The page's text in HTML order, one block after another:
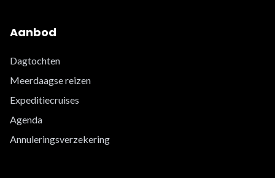
Aanbod
Dagtochten
Meerdaagse reizen
Expeditiecruises
Agenda
Annuleringsverzekering